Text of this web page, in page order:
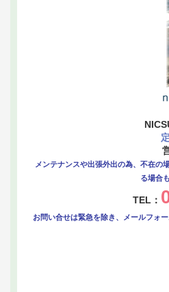
メンテナンスや出張外出の為、不在の
る場合
TEL：
お問い合せは緊急を除き、メールフォ